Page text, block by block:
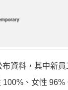
資料，其中新
100%、女性